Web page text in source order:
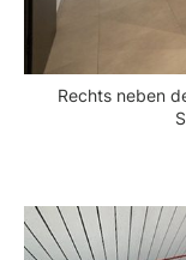
Rechts neben